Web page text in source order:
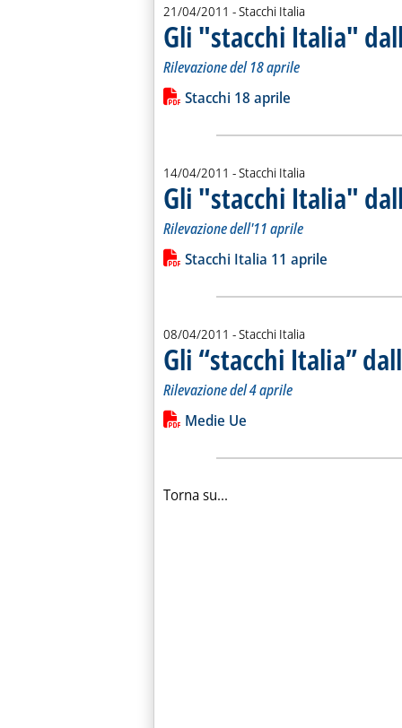
21/04/2011 - Stacchi Italia
Gli "stacchi Italia"
Rilevazione del 18 aprile
Leggi tutta la notizia: 'Gli "stacchi
Lista allegati PDF alla notizia
Stacchi 18 aprile
14/04/2011 - Stacchi Italia
Gli "stacchi Italia"
Rilevazione dell'11 aprile
Leggi tutta la notizia: 'Gli "stacchi
Lista allegati PDF alla notizia
Stacchi Italia 11 aprile
08/04/2011 - Stacchi Italia
Gli “stacchi Italia”
Rilevazione del 4 aprile
Leggi tutta la notizia: 'Gli “stacchi
Lista allegati PDF alla notizia
Medie Ue
Torna su...